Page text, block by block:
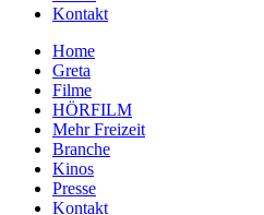
Kontakt
Home
Greta
Filme
HÖRFILM
Mehr Freizeit
Branche
Kinos
Presse
Kontakt